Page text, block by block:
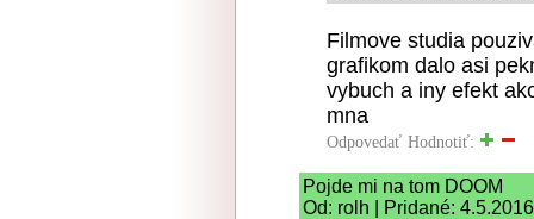
Filmove studia
grafikom dalo asi
vybuch a iny efekt
mna
Odpovedať Hodnotiť:
Pojde mi na tom DOOM
Od: rolh | Pridané: